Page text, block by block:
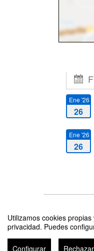
Utilizamos cookies
privacidad. Puedes
Configurar
Ene '26
26
Ene '26
26
García.